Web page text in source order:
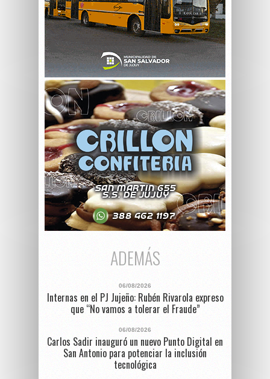
ADEMÁS
06/08/2026
Internas en el PJ Jujeño: Rubén Rivarola expreso
que “No vamos a tolerar el Fraude”
06/08/2026
Carlos Sadir inauguró un nuevo Punto Digital en
San Antonio para potenciar la inclusión
tecnológica